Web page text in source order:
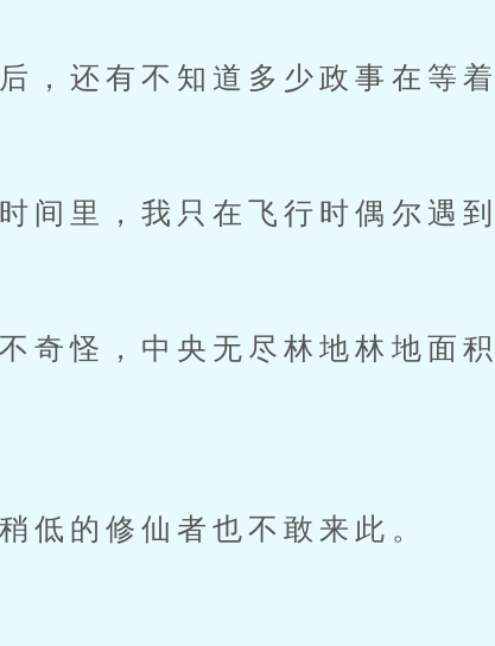
还有不知道多少政事在等着
里，我只在飞行时偶尔遇到
怪，中央无尽林地林地面积
的修仙者也不敢来此。